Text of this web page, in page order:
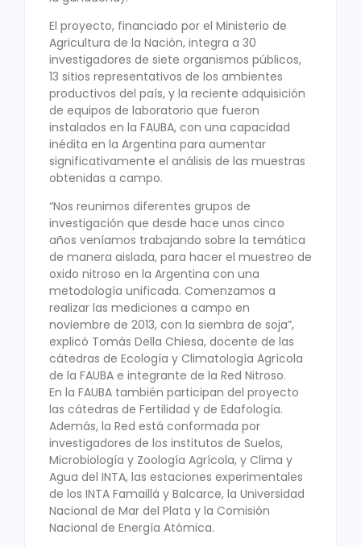
El proyecto, financiado por el Ministerio de
Agricultura de la Nación, integra a 30
investigadores de siete organismos públicos,
13 sitios representativos de los ambientes
productivos del país, y la reciente adquisición
de equipos de laboratorio que fueron
instalados en la FAUBA, con una capacidad
inédita en la Argentina para aumentar
significativamente el análisis de las muestras
obtenidas a campo.
“Nos reunimos diferentes grupos de
investigación que desde hace unos cinco
años veníamos trabajando sobre la temática
de manera aislada, para hacer el muestreo de
oxido nitroso en la Argentina con una
metodología unificada. Comenzamos a
realizar las mediciones a campo en
noviembre de 2013, con la siembra de soja”,
explicó Tomás Della Chiesa, docente de las
cátedras de Ecología y Climatología Agrícola
de la FAUBA e integrante de la Red Nitroso.
En la FAUBA también participan del proyecto
las cátedras de Fertilidad y de Edafología.
Además, la Red está conformada por
investigadores de los institutos de Suelos,
Microbiología y Zoología Agrícola, y Clima y
Agua del INTA, las estaciones experimentales
de los INTA Famaillá y Balcarce, la Universidad
Nacional de Mar del Plata y la Comisión
Nacional de Energía Atómica.